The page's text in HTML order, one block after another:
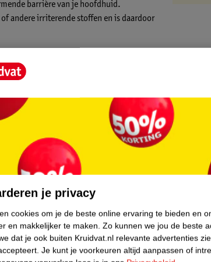
barrière van je hoofdhuid.
andere irriterende stoffen en is daardoor
de schilfers die roos veroorzaakt tegen te
en zorgen weer voor balans. Daarnaast is
clean beauty verzorging van Zarqa. De
je privacy
cookies om je de beste online ervaring te bieden en
en makkelijker te maken. Zo kunnen we jou de beste
dat je ook buiten Kruidvat.nl relevante advertenties
Je kunt je voorkeuren altijd aanpassen of